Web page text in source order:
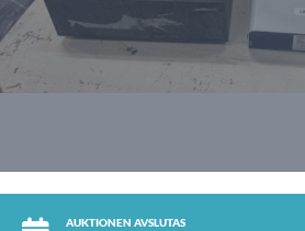
AUKTIONEN AVSLUTAS